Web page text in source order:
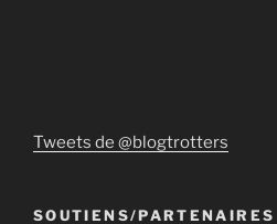
Tweets de @blogtrotters
SOUTIENS/PARTENAIRES